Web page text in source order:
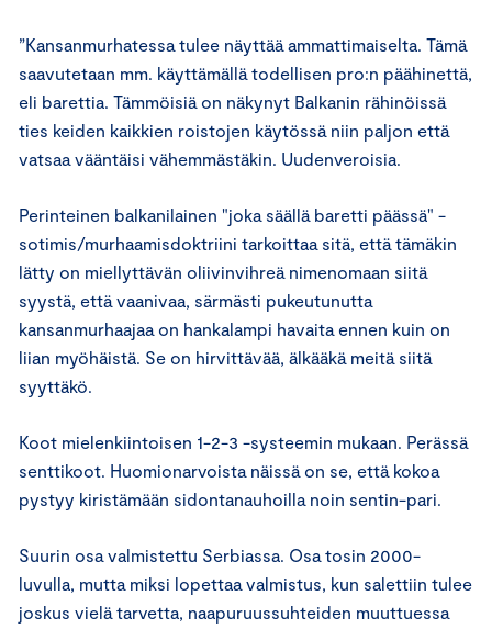
”Kansanmurhatessa tulee näyttää ammattimaiselta. Tämä
saavutetaan mm. käyttämällä todellisen pro:n päähinettä,
eli barettia. Tämmöisiä on näkynyt Balkanin rähinöissä
ties keiden kaikkien roistojen käytössä niin paljon että
vatsaa vääntäisi vähemmästäkin. Uudenveroisia.
Perinteinen balkanilainen "joka säällä baretti päässä" -
sotimis/murhaamisdoktriini tarkoittaa sitä, että tämäkin
lätty on miellyttävän oliivinvihreä nimenomaan siitä
syystä, että vaanivaa, särmästi pukeutunutta
kansanmurhaajaa on hankalampi havaita ennen kuin on
liian myöhäistä. Se on hirvittävää, älkääkä meitä siitä
syyttäkö.
Koot mielenkiintoisen 1-2-3 -systeemin mukaan. Perässä
senttikoot. Huomionarvoista näissä on se, että kokoa
pystyy kiristämään sidontanauhoilla noin sentin-pari.
Suurin osa valmistettu Serbiassa. Osa tosin 2000-
luvulla, mutta miksi lopettaa valmistus, kun salettiin tulee
joskus vielä tarvetta, naapuruussuhteiden muuttuessa